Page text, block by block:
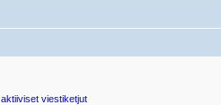
viestiketjut